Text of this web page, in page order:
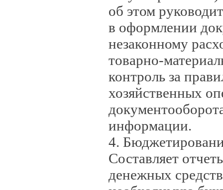
об этом
в оформлении
незаконному
товарно-
контроль за
хозяйственных
информации.
4.
Составляет
денежных